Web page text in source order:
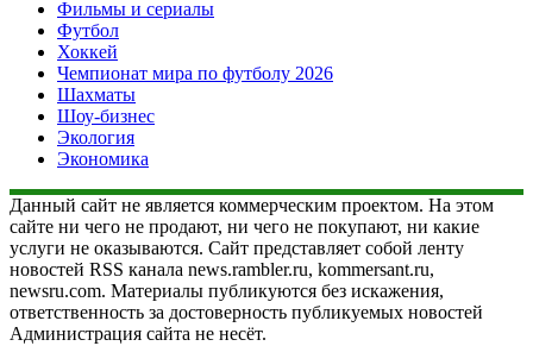
Фильмы и сериалы
Футбол
Хоккей
Чемпионат мира по футболу 2026
Шахматы
Шоу-бизнес
Экология
Экономика
Данный сайт не является коммерческим проектом. На этом
сайте ни чего не продают, ни чего не покупают, ни какие
услуги не оказываются. Сайт представляет собой ленту
новостей RSS канала news.rambler.ru, kommersant.ru,
newsru.com. Материалы публикуются без искажения,
ответственность за достоверность публикуемых новостей
Администрация сайта не несёт.